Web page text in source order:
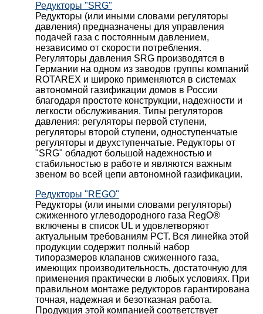
Редукторы "SRG"
Редукторы (или иными словами регуляторы
давления) предназначены для управления
подачей газа с постоянным давлением,
независимо от скорости потребления.
Регуляторы давления SRG производятся в
Германии на одном из заводов группы компаний
ROTAREX и широко применяются в системах
автономной газификации домов в России
благодаря простоте конструкции, надежности и
легкости обслуживания. Типы регуляторов
давления: регуляторы первой ступени,
регуляторы второй ступени, одноступенчатые
регуляторы и двухступенчатые. Редукторы от
"SRG" обладют большой надежностью и
стабильностью в работе и являются важным
звеном во всей цепи автономной газификации.
Редукторы "REGO"
Редукторы (или иными словами регуляторы)
сжиженного углеводородного газа RegO®
включены в список UL и удовлетворяют
актуальным требованиям РСТ. Вся линейка этой
продукции содержит полный набор
типоразмеров клапанов сжиженного газа,
имеющих производительность, достаточную для
применения практически в любых условиях. При
правильном монтаже редукторов гарантирована
точная, надежная и безотказная работа.
Продукция этой компанией соответствует